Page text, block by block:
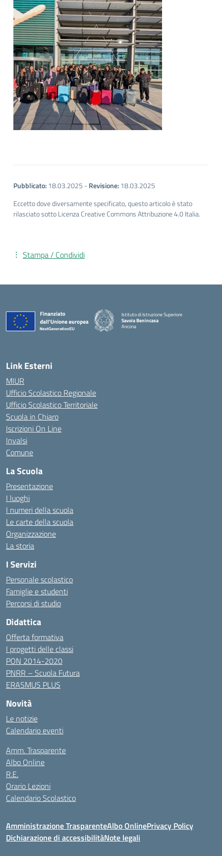
Pubblicato:18.03.2025 -Revisione:18.03.2025
Eccetto dove diversamente specificato, questo articolo è stato
rilasciato sotto Licenza Creative Commons Attribuzione 4.0 Italia.
Stampa / Condividi
Istituto di Istruzione Superiore
Savoia Benincasa
Ancona
Link Esterni
MIUR
Ufficio Scolastico Regionale
Ufficio Scolastico Territoriale
Scuola in Chiaro
Iscrizioni On Line
Invalsi
Comune
La Scuola
Presentazione
I luoghi
I numeri della scuola
Le carte della scuola
Organizzazione
La storia
I Servizi
Personale scolastico
Famiglie e studenti
Percorsi di studio
Didattica
Offerta formativa
I progetti delle classi
PON 2014-2020
PNRR – Scuola Futura
ERASMUS PLUS
Novità
Le notizie
Calendario eventi
Amm. Trasparente
Albo Online
R.E.
Orario Lezioni
Calendario Scolastico
Amministrazione TrasparenteAlbo OnlinePrivacy Policy
Dichiarazione di accessibilitàNote legali